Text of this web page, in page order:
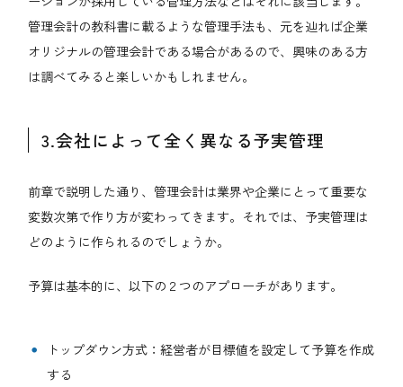
管理会計の教科書に載るような管理手法も、元を辿れば企業
オリジナルの管理会計である場合があるので、興味のある方
は調べてみると楽しいかもしれません。
3.会社によって全く異なる予実管理
前章で説明した通り、管理会計は業界や企業にとって重要な
変数次第で作り方が変わってきます。それでは、予実管理は
どのように作られるのでしょうか。
予算は基本的に、以下の２つのアプローチがあります。
トップダウン方式：経営者が目標値を設定して予算を作成
する